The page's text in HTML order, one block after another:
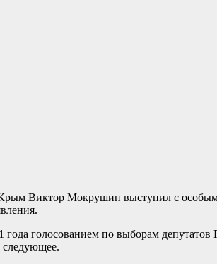
Виктор Мокрушин выступил с
голосованием по выборам
следующее.